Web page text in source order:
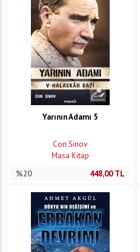
Yarının Adamı 5
Con Sinov
Masa Kitap
%20
448,00TL